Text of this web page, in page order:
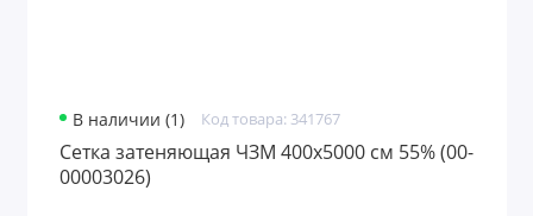
В наличии (1) Код товара: 341767
Сетка затеняющая ЧЗМ 400х5000 см 55% (00-
00003026)